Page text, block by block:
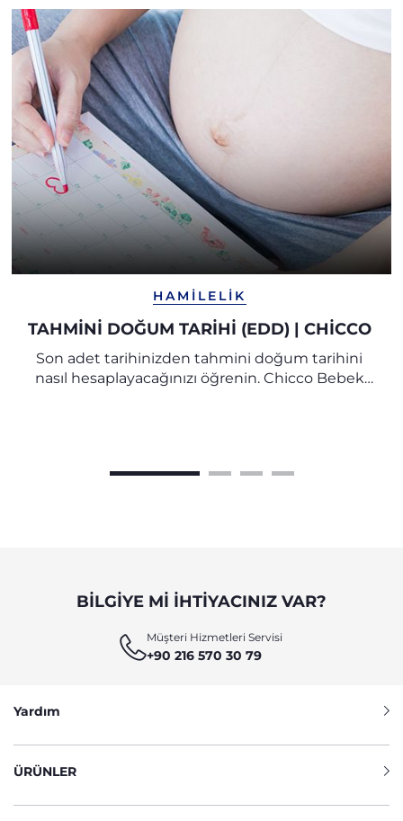
HAMILELIK
TAHMINI DOĞUM TARIHI (EDD) | CHICCO
Son adet tarihinizden tahmini doğum tarihini
nasıl hesaplayacağınızı öğrenin. Chicco Bebek
BILGIYE MI IHTIYACINIZ VAR?
Müşteri Hizmetleri Servisi
+90 216 570 30 79
Yardım
ÜRÜNLER